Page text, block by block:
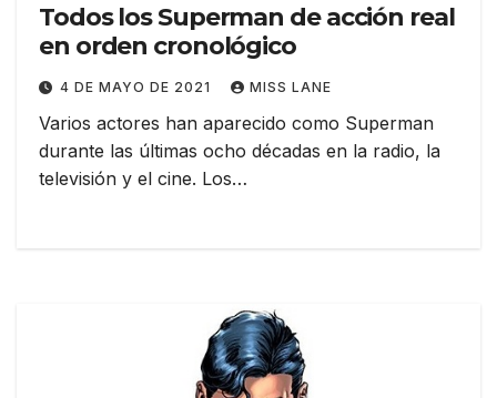
Todos los Superman de acción real
en orden cronológico
4 DE MAYO DE 2021 MISS LANE
Varios actores han aparecido como Superman
durante las últimas ocho décadas en la radio, la
televisión y el cine. Los…